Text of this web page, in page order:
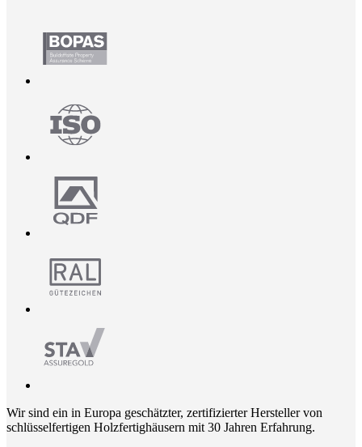
Wir sind ein in Europa geschätzter, zertifizierter Hersteller von
schlüsselfertigen Holzfertighäusern mit 30 Jahren Erfahrung.